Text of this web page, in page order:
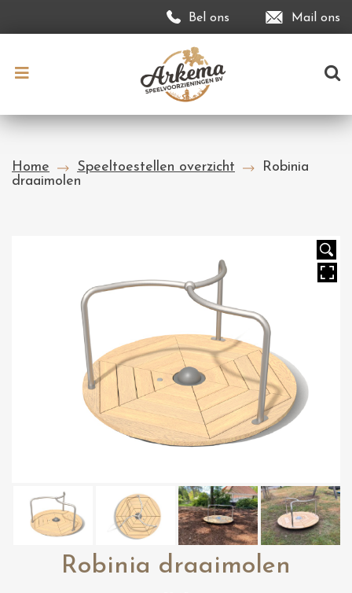
Bel ons Mail ons
Home Speeltoestellen overzicht
Robinia
draaimolen
Robinia draaimolen